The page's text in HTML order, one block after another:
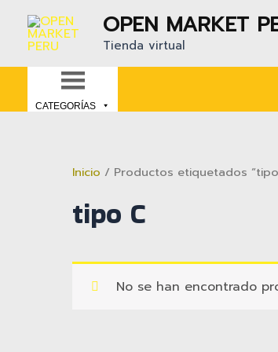
contenido
OPEN MARKET
Tienda virtual
CATEGORÍAS
Inicio / Productos etiquetados
tipo C
No se han encontrado